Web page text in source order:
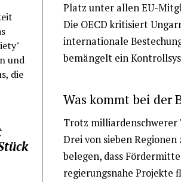
und
die
Platz unter allen EU-
Die OECD kritisiert
internationale
bemängelt ein
Was kommt bei der
Trotz milliardenschwerer
Drei von sieben
belegen, dass
regierungsnahe Projekte